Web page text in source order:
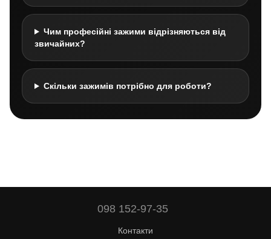
Чим професійні зажими відрізняються від
звичайних?
Скільки зажимів потрібно для роботи?
098 152-97-35
Контакти